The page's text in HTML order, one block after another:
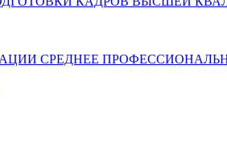
СРЕДНЕЕ